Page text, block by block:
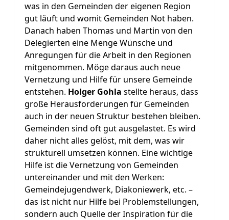
was in den Gemeinden der eigenen Region
gut läuft und womit Gemeinden Not haben.
Danach haben Thomas und Martin von den
Delegierten eine Menge Wünsche und
Anregungen für die Arbeit in den Regionen
mitgenommen. Möge daraus auch neue
Vernetzung und Hilfe für unsere Gemeinde
entstehen. Holger Gohla stellte heraus, dass
große Herausforderungen für Gemeinden
auch in der neuen Struktur bestehen bleiben.
Gemeinden sind oft gut ausgelastet. Es wird
daher nicht alles gelöst, mit dem, was wir
strukturell umsetzen können. Eine wichtige
Hilfe ist die Vernetzung von Gemeinden
untereinander und mit den Werken:
Gemeindejugendwerk, Diakoniewerk, etc. –
das ist nicht nur Hilfe bei Problemstellungen,
sondern auch Quelle der Inspiration für die